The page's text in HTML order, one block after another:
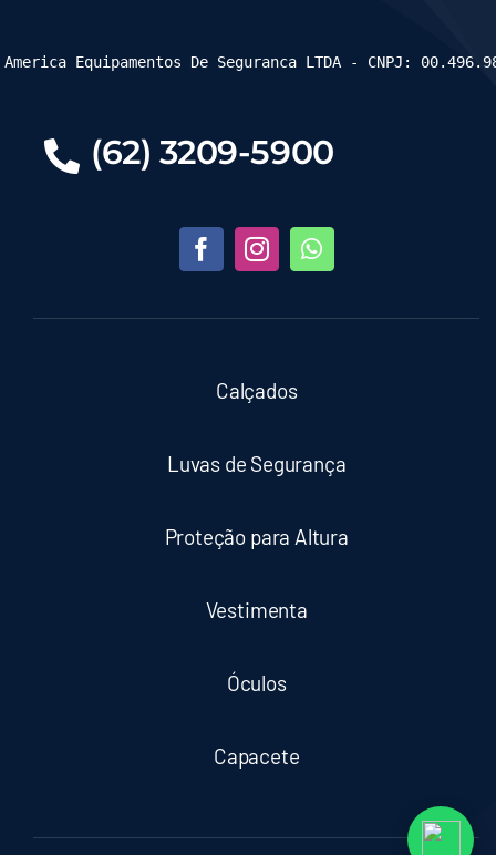
(62) 3209-5900
Calçados
Luvas de Segurança
Proteção para Altura
Vestimenta
Óculos
Capacete
Equipamentos De Seguranca LTDA - CNPJ: